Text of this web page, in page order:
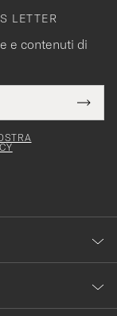
LETTER
e contenuti di